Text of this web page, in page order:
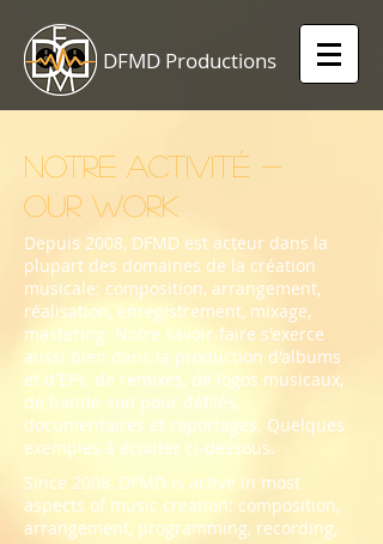
DFMD Productions
Notre activité -
our work
Depuis 2008, DFMD est acteur dans la
plupart des domaines de la création
musicale: composition, arrangement,
réalisation, enregistrement, mixage,
mastering. Notre savoir-faire s'exerce
aussi bien dans la production d'albums
et d'EPs, de remixes, de logos musicaux,
de bande-son pour défilés,
documentaires et reportages. Quelques
exemples à écouter ci-dessous.
Since 2008, DFMD is active in most
aspects of music creation: composition,
arrangement, programming, recording,